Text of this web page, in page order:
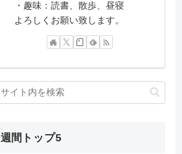
・趣味：読書、散歩、昼寝
よろしくお願い致します。
週間トップ5